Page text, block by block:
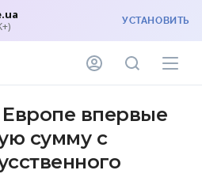
УСТАНОВИТЬ
впервые
сумму с